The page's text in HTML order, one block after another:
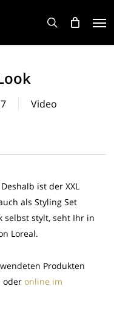
search
Video
ist der XXL
als Styling Set
selbst stylt, seht Ihr in
Loreal.
Produkten
oderonline im